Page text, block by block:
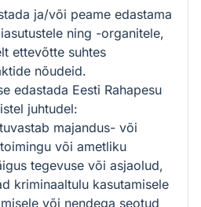
ja/või peame edastama
ning -organitele,
ettevõtte suhtes
nõudeid.
edastada Eesti Rahapesu
juhtudel:
majandus- või
või ametliku
tegevuse või asjaolud,
kriminaaltulu kasutamisele
või nendega seotud